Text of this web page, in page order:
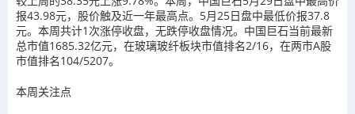
报43.98元，股价触及近一年最高点。5月25日盘中最低价报37.8
元。本周共计1次涨停收盘，无跌停收盘情况。中国巨石当前最新
总市值1685.32亿元，在玻璃玻纤板块市值排名2/16，在两市A股
市值排名104/5207。
本周关注点